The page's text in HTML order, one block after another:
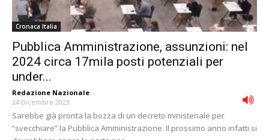
Cronaca Italia
Pubblica Amministrazione, assunzioni: nel
2024 circa 17mila posti potenziali per
under...
Redazione Nazionale -
24 Dicembre 2023
Sarebbe già pronta la bozza di un decreto ministeriale per
“svecchiare” la Pubblica Amministrazione. Il prossimo anno infatti si